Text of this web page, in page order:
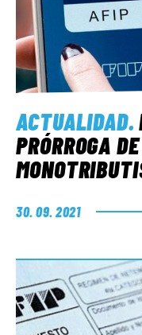
ACTUALIDAD.
PRÓRROGA
30. 09. 2021